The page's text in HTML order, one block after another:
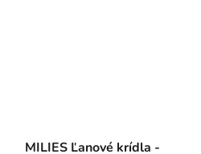
MILIES Ľanové krídla -